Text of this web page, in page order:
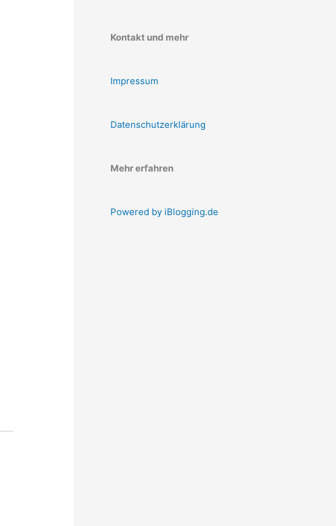
Kontakt und mehr
Impressum
Datenschutzerklärung
Mehr erfahren
Powered by iBlogging.de